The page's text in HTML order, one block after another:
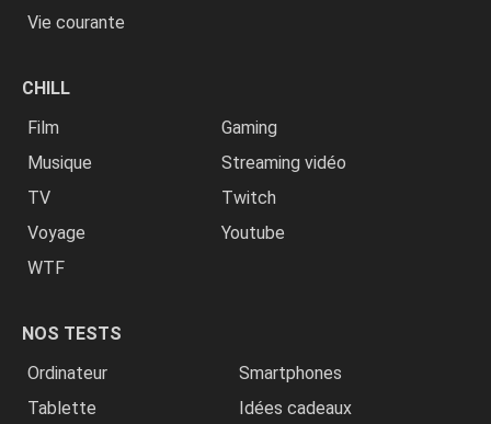
Vie courante
CHILL
Film
Gaming
Musique
Streaming vidéo
TV
Twitch
Voyage
Youtube
WTF
NOS TESTS
Ordinateur
Smartphones
Tablette
Idées cadeaux